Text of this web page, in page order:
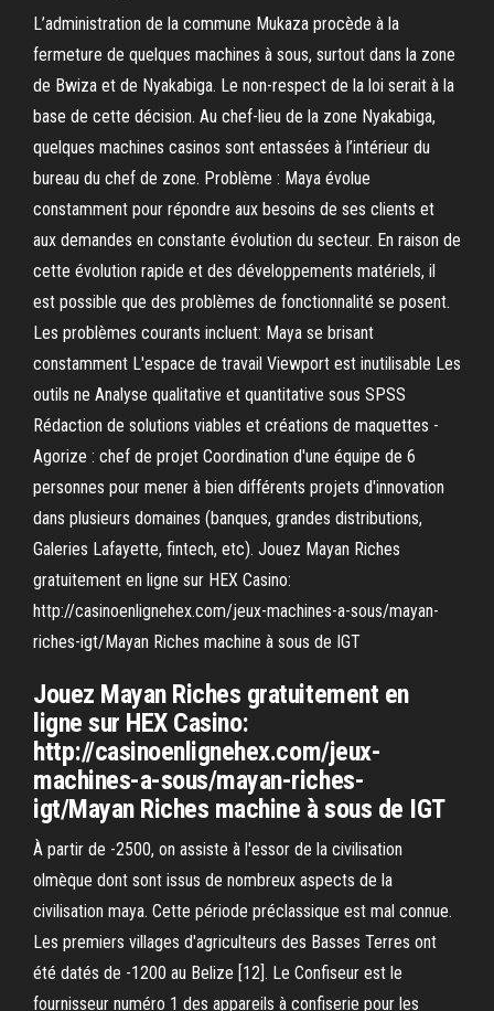
L’administration de la commune Mukaza procède à la
fermeture de quelques machines à sous, surtout dans la zone
de Bwiza et de Nyakabiga. Le non-respect de la loi serait à la
base de cette décision. Au chef-lieu de la zone Nyakabiga,
quelques machines casinos sont entassées à l’intérieur du
bureau du chef de zone. Problème : Maya évolue
constamment pour répondre aux besoins de ses clients et
aux demandes en constante évolution du secteur. En raison de
cette évolution rapide et des développements matériels, il
est possible que des problèmes de fonctionnalité se posent.
Les problèmes courants incluent: Maya se brisant
constamment L'espace de travail Viewport est inutilisable Les
outils ne Analyse qualitative et quantitative sous SPSS
Rédaction de solutions viables et créations de maquettes -
Agorize : chef de projet Coordination d'une équipe de 6
personnes pour mener à bien différents projets d'innovation
dans plusieurs domaines (banques, grandes distributions,
Galeries Lafayette, fintech, etc). Jouez Mayan Riches
gratuitement en ligne sur HEX Casino:
http://casinoenlignehex.com/jeux-machines-a-sous/mayan-
riches-igt/Mayan Riches machine à sous de IGT
Jouez Mayan Riches gratuitement en
ligne sur HEX Casino:
http://casinoenlignehex.com/jeux-
machines-a-sous/mayan-riches-
igt/Mayan Riches machine à sous de IGT
À partir de -2500, on assiste à l'essor de la civilisation
olmèque dont sont issus de nombreux aspects de la
civilisation maya. Cette période préclassique est mal connue.
Les premiers villages d'agriculteurs des Basses Terres ont
été datés de -1200 au Belize [12]. Le Confiseur est le
fournisseur numéro 1 des appareils à confiserie pour les